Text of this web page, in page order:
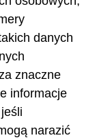
danych
znaczne
informacje
narazić